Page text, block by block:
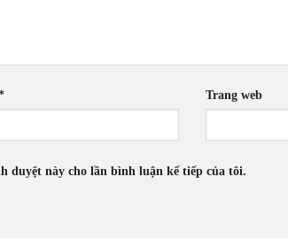
Trang web
duyệt này cho lần bình luận kế tiếp của tôi.